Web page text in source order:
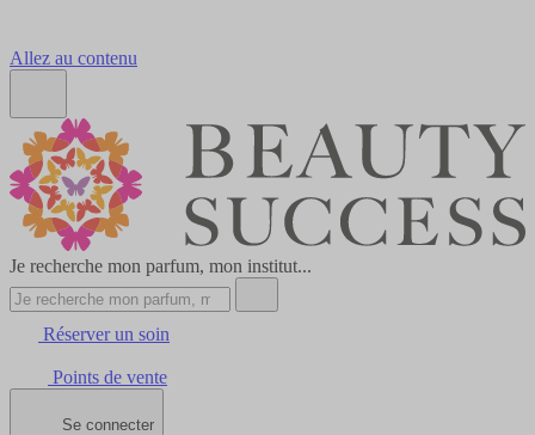
Allez au contenu
Je recherche mon parfum, mon institut...
Réserver un soin
Points de vente
Se connecter